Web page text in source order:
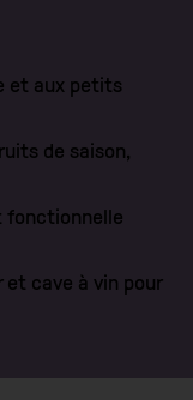
et aux petits
de saison,
fonctionnelle
cave à vin pour